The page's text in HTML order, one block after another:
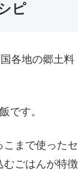
ピ
各地の郷土料
です。
まで使ったセ
むごはんが特徴